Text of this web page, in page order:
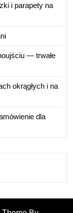
i parapety na
— trwałe
okrągłych i na
dla